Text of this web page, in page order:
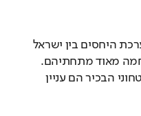
כמו עם מצרים (ואולי אף יותר), מערכת היחסים בין ישראל
וירדן קרה מאוד מעל פני השטח, וחמה מאוד מתחתיהם.
ביקורים הדדיים בדרג המדיני והביטחוני הבכיר הם עניין